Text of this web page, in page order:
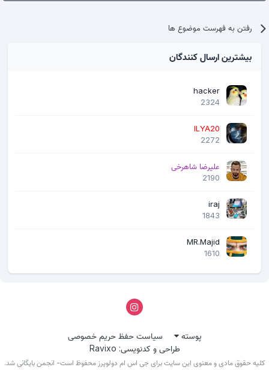
رفتن به فهرست موضوع ها
بیشترین ارسال کنندگان
hacker
2324
ILYA20
2272
علیرضا شاهرخی
2190
iraj
1843
MR.Majid
1610
پوسته
سیاست حفظ حریم خصوصی
طراحی و کدنویسی: Ravixo
حقوق مادی و معنوی این سایت برای جی اس ام دولوپرز محفوظ است- انجمن بایگانی شد.